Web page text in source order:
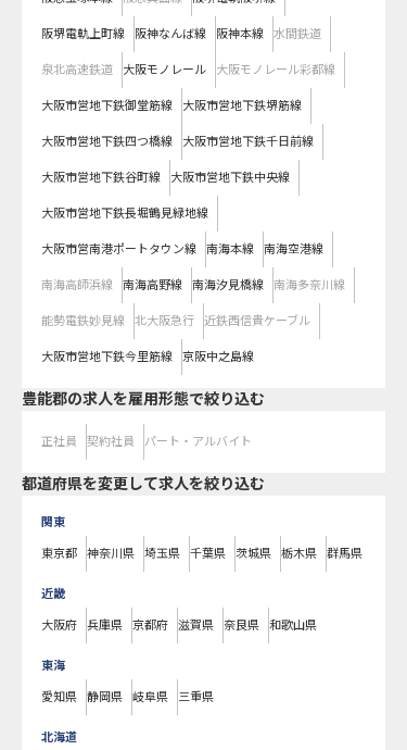
阪堺電軌上町線 阪神なんば線 阪神本線 水間鉄道
泉北高速鉄道 大阪モノレール 大阪モノレール彩都線
大阪市営地下鉄御堂筋線 大阪市営地下鉄堺筋線
大阪市営地下鉄四つ橋線 大阪市営地下鉄千日前線
大阪市営地下鉄谷町線 大阪市営地下鉄中央線
大阪市営地下鉄長堀鶴見緑地線
大阪市営南港ポートタウン線 南海本線 南海空港線
南海高師浜線 南海高野線 南海汐見橋線 南海多奈川線
能勢電鉄妙見線 北大阪急行 近鉄西信貴ケーブル
大阪市営地下鉄今里筋線 京阪中之島線
豊能郡の求人を雇用形態で絞り込む
正社員 契約社員 パート・アルバイト
都道府県を変更して求人を絞り込む
関東
東京都 神奈川県 埼玉県 千葉県 茨城県 栃木県 群馬県
近畿
大阪府 兵庫県 京都府 滋賀県 奈良県 和歌山県
東海
愛知県 静岡県 岐阜県 三重県
北海道